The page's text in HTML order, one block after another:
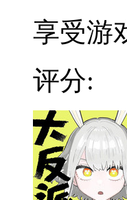
享受游
评分: